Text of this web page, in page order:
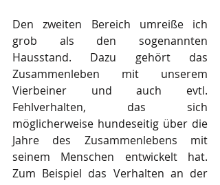
Den zweiten Bereich umreiße ich
grob als den sogenannten
Hausstand. Dazu gehört das
Zusammenleben mit unserem
Vierbeiner und auch evtl.
Fehlverhalten, das sich
möglicherweise hundeseitig über die
Jahre des Zusammenlebens mit
seinem Menschen entwickelt hat.
Zum Beispiel das Verhalten an der